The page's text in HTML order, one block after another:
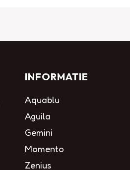
INFORMATIE
Aquablu
Aguila
Gemini
Momento
Zenius